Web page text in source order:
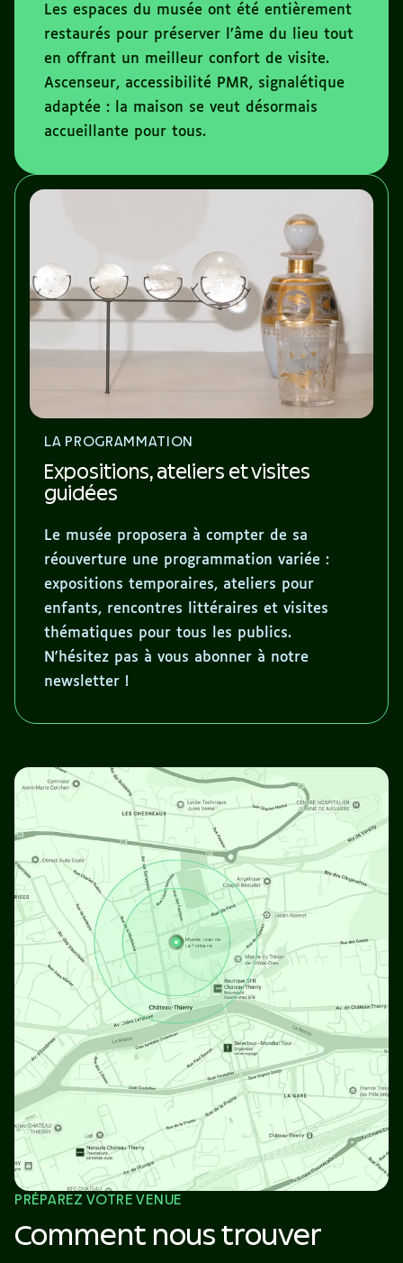
Les espaces du musée ont été entièrement
restaurés pour préserver l’âme du lieu tout
en offrant un meilleur confort de visite.
Ascenseur, accessibilité PMR, signalétique
adaptée : la maison se veut désormais
accueillante pour tous.
LA PROGRAMMATION
Expositions, ateliers et visites
guidées
Le musée proposera à compter de sa
réouverture une programmation variée :
expositions temporaires, ateliers pour
enfants, rencontres littéraires et visites
thématiques pour tous les publics.
N'hésitez pas à vous abonner à notre
newsletter !
PRÉPAREZ VOTRE VENUE
Comment nous trouver